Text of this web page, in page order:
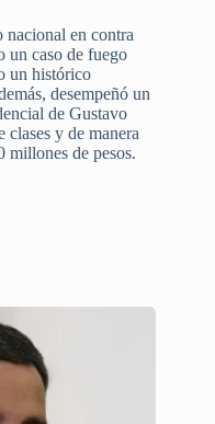
nacional en contra
un caso de fuego
un histórico
desempeñó un
de Gustavo
clases y de manera
millones de pesos.